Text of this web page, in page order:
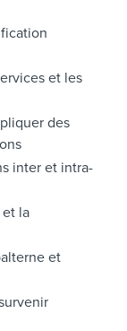
et les
des
inter et intra-
et la
et